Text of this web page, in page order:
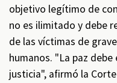
objetivo legítimo de
no es ilimitado y debe
de las víctimas de
humanos. "La paz
justicia", afirmó la